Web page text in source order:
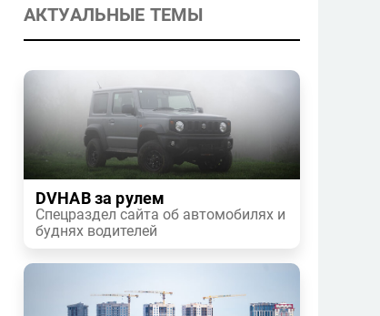
АКТУАЛЬНЫЕ ТЕМЫ
DVHAB за рулем
Спецраздел сайта об автомобилях и
буднях водителей